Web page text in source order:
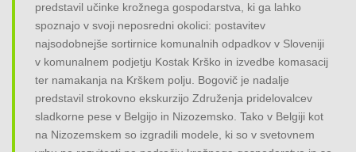
predstavil učinke krožnega gospodarstva, ki ga lahko
spoznajo v svoji neposredni okolici: postavitev
najsodobnejše sortirnice komunalnih odpadkov v Sloveniji
v komunalnem podjetju Kostak Krško in izvedbe komasacij
ter namakanja na Krškem polju. Bogovič je nadalje
predstavil strokovno ekskurzijo Združenja pridelovalcev
sladkorne pese v Belgijo in Nizozemsko. Tako v Belgiji kot
na Nizozemskem so izgradili modele, ki so v svetovnem